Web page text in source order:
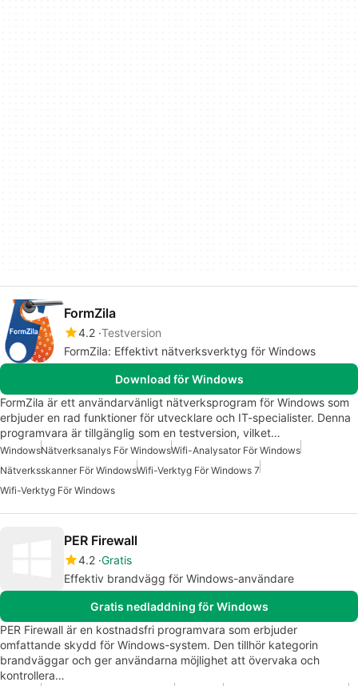
FormZila
4.2 Testversion
FormZila: Effektivt nätverksverktyg för Windows
Download för Windows
FormZila är ett användarvänligt nätverksprogram för Windows som
erbjuder en rad funktioner för utvecklare och IT-specialister. Denna
programvara är tillgänglig som en testversion, vilket…
WindowsNätverksanalys För WindowsWifi-Analysator För Windows
Nätverksskanner För WindowsWifi-Verktyg För Windows 7
Wifi-Verktyg För Windows
PER Firewall
4.2 Gratis
Effektiv brandvägg för Windows-användare
Gratis nedladdning för Windows
PER Firewall är en kostnadsfri programvara som erbjuder
omfattande skydd för Windows-system. Den tillhör kategorin
brandväggar och ger användarna möjlighet att övervaka och
kontrollera…